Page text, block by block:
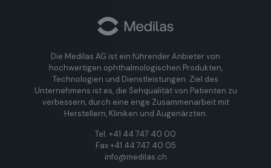
Die Medilas AG ist ein führender Anbieter von
hochwertigen ophthalmologischen Produkten,
Technologien und Dienstleistungen. Ziel des
Unternehmens ist es, die Sehqualität von Patienten zu
verbessern, durch eine enge Zusammenarbeit mit
Herstellern, Kliniken und Augenärzten.
Tel. +41 44 747 40 00
Fax +41 44 747 40 05
info@medilas.ch